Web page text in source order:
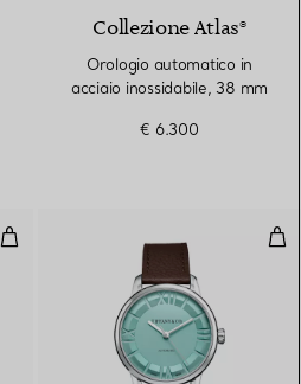
Collezione Atlas®
Orologio automatico in
acciaio inossidabile, 38 mm
€ 6.300
Orologio automatico in acciaio